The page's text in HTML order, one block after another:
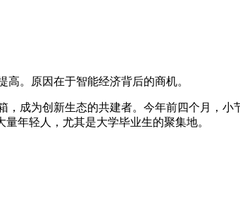
。原因在于智能经济背后的商机。
成为创新生态的共建者。今年前四个月，小
年轻人，尤其是大学毕业生的聚集地。